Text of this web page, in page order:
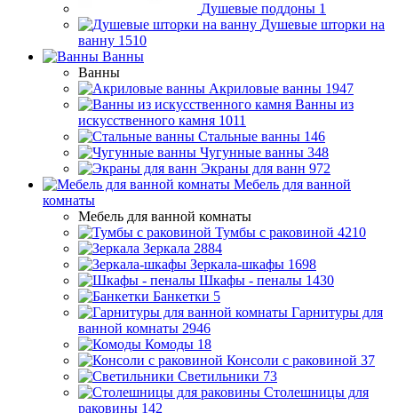
Душевые поддоны 1
Душевые шторки на
ванну 1510
Ванны
Ванны
Акриловые ванны 1947
Ванны из
искусственного камня 1011
Стальные ванны 146
Чугунные ванны 348
Экраны для ванн 972
Мебель для ванной
комнаты
Мебель для ванной комнаты
Тумбы с раковиной 4210
Зеркала 2884
Зеркала-шкафы 1698
Шкафы - пеналы 1430
Банкетки 5
Гарнитуры для
ванной комнаты 2946
Комоды 18
Консоли с раковиной 37
Светильники 73
Столешницы для
раковины 142